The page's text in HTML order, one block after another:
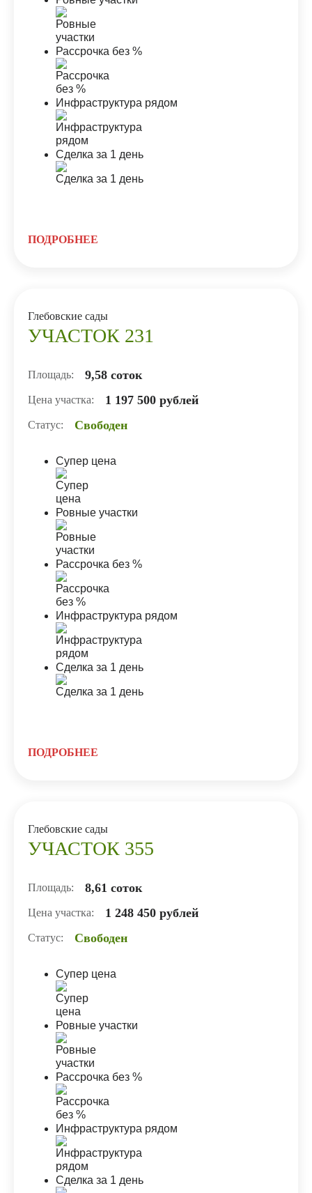
Рассрочка без %
Инфраструктура рядом
Сделка за 1 день
ПОДРОБНЕЕ
Глебовские сады
УЧАСТОК 231
Площадь: 9,58 соток
Цена участка: 1 197 500 рублей
Статус: Свободен
Супер цена
Ровные участки
Рассрочка без %
Инфраструктура рядом
Сделка за 1 день
ПОДРОБНЕЕ
Глебовские сады
УЧАСТОК 355
Площадь: 8,61 соток
Цена участка: 1 248 450 рублей
Статус: Свободен
Супер цена
Ровные участки
Рассрочка без %
Инфраструктура рядом
Сделка за 1 день